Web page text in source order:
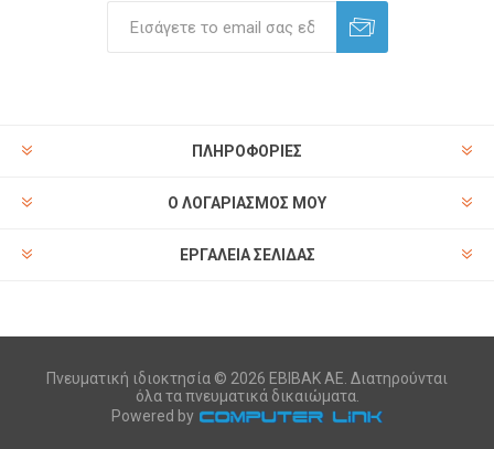
ΠΛΗΡΟΦΟΡΊΕΣ
Ο ΛΟΓΑΡΙΑΣΜΌΣ ΜΟΥ
ΕΡΓΑΛΕΊΑ ΣΕΛΊΔΑΣ
Πνευματική ιδιοκτησία © 2026 ΕΒΙΒΑΚ ΑΕ. Διατηρούνται
όλα τα πνευματικά δικαιώματα.
Powered by